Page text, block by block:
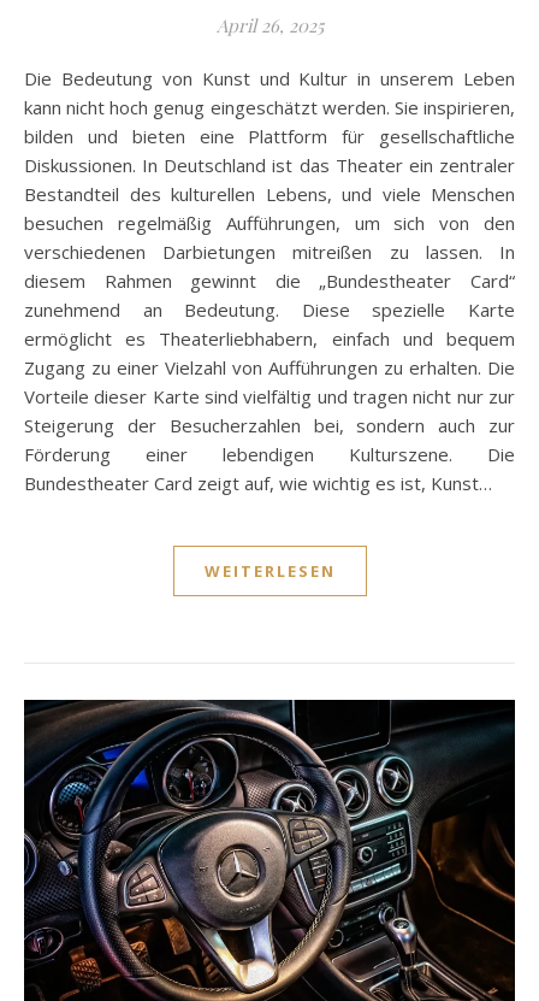
April 26, 2025
Die Bedeutung von Kunst und Kultur in unserem Leben
kann nicht hoch genug eingeschätzt werden. Sie inspirieren,
bilden und bieten eine Plattform für gesellschaftliche
Diskussionen. In Deutschland ist das Theater ein zentraler
Bestandteil des kulturellen Lebens, und viele Menschen
besuchen regelmäßig Aufführungen, um sich von den
verschiedenen Darbietungen mitreißen zu lassen. In
diesem Rahmen gewinnt die „Bundestheater Card“
zunehmend an Bedeutung. Diese spezielle Karte
ermöglicht es Theaterliebhabern, einfach und bequem
Zugang zu einer Vielzahl von Aufführungen zu erhalten. Die
Vorteile dieser Karte sind vielfältig und tragen nicht nur zur
Steigerung der Besucherzahlen bei, sondern auch zur
Förderung einer lebendigen Kulturszene. Die
Bundestheater Card zeigt auf, wie wichtig es ist, Kunst…
WEITERLESEN